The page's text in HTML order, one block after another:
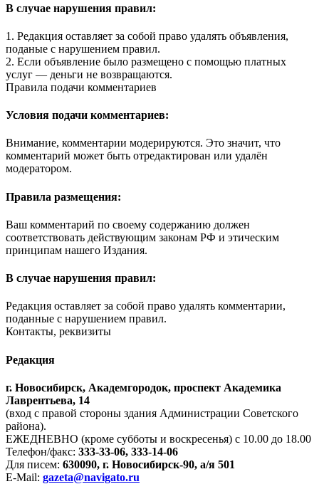
В случае нарушения правил:
1. Редакция оставляет за собой право удалять объявления,
поданые с нарушением правил.
2. Если объявление было размещено с помощью платных
услуг — деньги не возвращаются.
Правила подачи комментариев
Условия подачи комментариев:
Внимание, комментарии модерируются. Это значит, что
комментарий может быть отредактирован или удалён
модератором.
Правила размещения:
Ваш комментарий по своему содержанию должен
соответствовать действующим законам РФ и этическим
принципам нашего Издания.
В случае нарушения правил:
Редакция оставляет за собой право удалять комментарии,
поданные с нарушением правил.
Контакты, реквизиты
Редакция
г. Новосибирск, Академгородок, проспект Академика
Лаврентьева, 14
(вход с правой стороны здания Администрации Советского
района).
ЕЖЕДНЕВНО (кроме субботы и воскресенья) с 10.00 до 18.00
Телефон/факс: 333-33-06, 333-14-06
Для писем: 630090, г. Новосибирск-90, а/я 501
E-Mail: gazeta@navigato.ru